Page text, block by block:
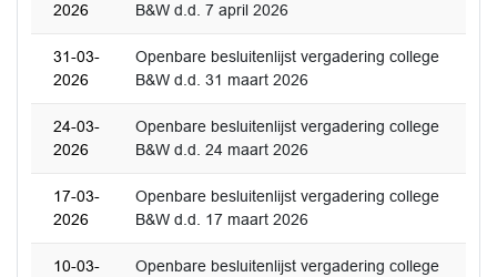
2026
B&W d.d. 7 april 2026
31-03-
2026
Openbare besluitenlijst vergadering college
B&W d.d. 31 maart 2026
24-03-
2026
Openbare besluitenlijst vergadering college
B&W d.d. 24 maart 2026
17-03-
2026
Openbare besluitenlijst vergadering college
B&W d.d. 17 maart 2026
10-03- Openbare besluitenlijst vergadering college